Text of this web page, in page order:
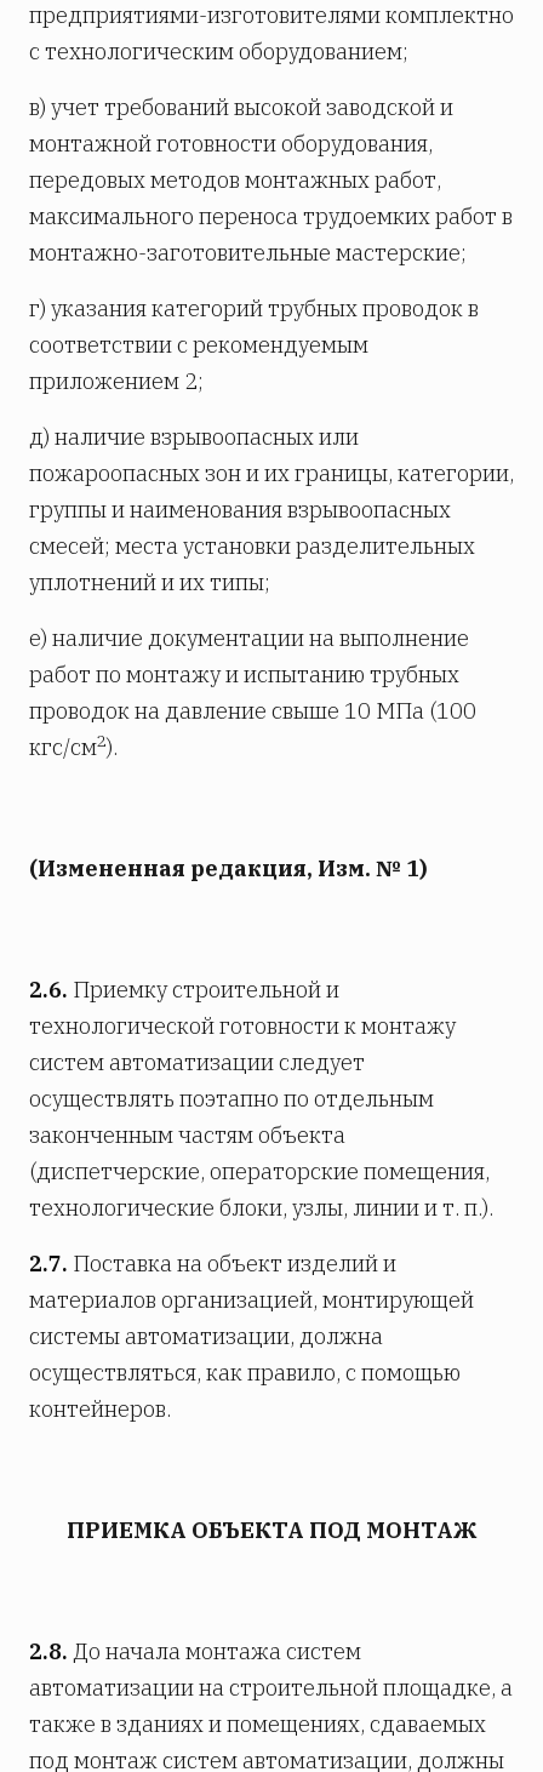
предприятиями-изготовителями комплектно
с технологическим оборудованием;
в) учет требований высокой заводской и
монтажной готовности оборудования,
передовых методов монтажных работ,
максимального переноса трудоемких работ в
монтажно-заготовительные мастерские;
г) указания категорий трубных проводок в
соответствии с рекомендуемым
приложением 2;
д) наличие взрывоопасных или
пожароопасных зон и их границы, категории,
группы и наименования взрывоопасных
смесей; места установки разделительных
уплотнений и их типы;
е) наличие документации на выполнение
работ по монтажу и испытанию трубных
проводок на давление свыше 10 МПа (100
кгс/см2).
(Измененная редакция, Изм. № 1)
2.6. Приемку строительной и
технологической готовности к монтажу
систем автоматизации следует
осуществлять поэтапно по отдельным
законченным частям объекта
(диспетчерские, операторские помещения,
технологические блоки, узлы, линии и т. п.).
2.7. Поставка на объект изделий и
материалов организацией, монтирующей
системы автоматизации, должна
осуществляться, как правило, с помощью
контейнеров.
ПРИЕМКА ОБЪЕКТА ПОД МОНТАЖ
2.8. До начала монтажа систем
автоматизации на строительной площадке, а
также в зданиях и помещениях, сдаваемых
под монтаж систем автоматизации, должны